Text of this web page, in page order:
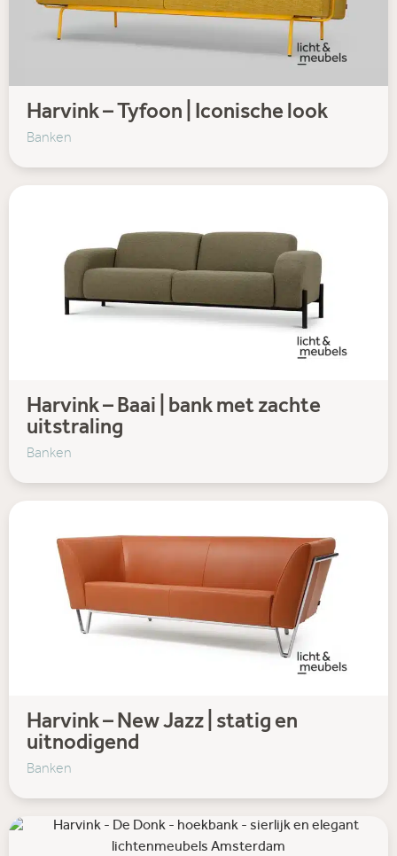
Harvink – Tyfoon | Iconische look
Banken
Harvink – Baai | bank met zachte
uitstraling
Banken
Harvink – New Jazz | statig en
uitnodigend
Banken